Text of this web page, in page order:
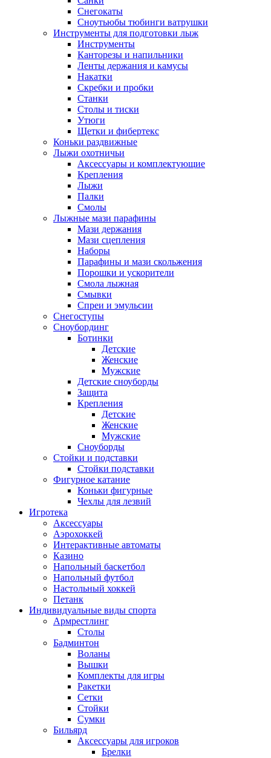
Снегокаты
Сноутьюбы тюбинги ватрушки
Инструменты для подготовки лыж
Инструменты
Канторезы и напильники
Ленты держания и камусы
Накатки
Скребки и пробки
Станки
Столы и тиски
Утюги
Щетки и фибертекс
Коньки раздвижные
Лыжи охотничьи
Аксессуары и комплектующие
Крепления
Лыжи
Палки
Смолы
Лыжные мази парафины
Мази держания
Мази сцепления
Наборы
Парафины и мази скольжения
Порошки и ускорители
Смола лыжная
Смывки
Спреи и эмульсии
Снегоступы
Сноубординг
Ботинки
Детские
Женские
Мужские
Детские сноуборды
Защита
Крепления
Детские
Женские
Мужские
Сноуборды
Стойки и подставки
Cтойки подставки
Фигурное катание
Коньки фигурные
Чехлы для лезвий
Игротека
Аксессуары
Аэрохоккей
Интерактивные автоматы
Казино
Напольный баскетбол
Напольный футбол
Настольный хоккей
Петанк
Индивидуальные виды спорта
Армрестлинг
Столы
Бадминтон
Воланы
Вышки
Комплекты для игры
Ракетки
Сетки
Стойки
Сумки
Бильярд
Аксессуары для игроков
Брелки